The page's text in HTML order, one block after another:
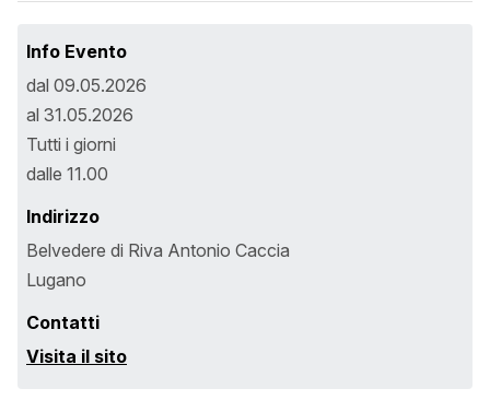
Info Evento
dal 09.05.2026
al 31.05.2026
Tutti i giorni
dalle 11.00
Indirizzo
Belvedere di Riva Antonio Caccia
Lugano
Contatti
Visita il sito